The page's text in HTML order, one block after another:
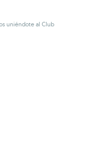
uniéndote al Club